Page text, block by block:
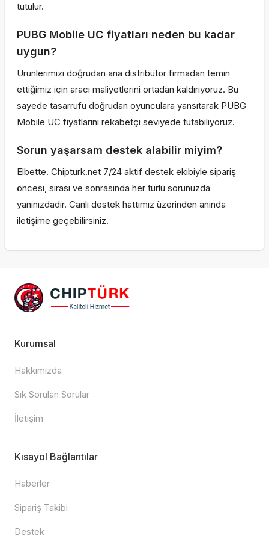
tutulur.
PUBG Mobile UC fiyatları neden bu kadar
uygun?
Ürünlerimizi doğrudan ana distribütör firmadan temin
ettiğimiz için aracı maliyetlerini ortadan kaldırıyoruz. Bu
sayede tasarrufu doğrudan oyunculara yansıtarak PUBG
Mobile UC fiyatlarını rekabetçi seviyede tutabiliyoruz.
Sorun yaşarsam destek alabilir miyim?
Elbette. Chipturk.net 7/24 aktif destek ekibiyle sipariş
öncesi, sırası ve sonrasında her türlü sorunuzda
yanınızdadır. Canlı destek hattımız üzerinden anında
iletişime geçebilirsiniz.
Kurumsal
Hakkımızda
Sık Sorulan Sorular
İletişim
Kısayol Bağlantılar
Haberler
Sipariş Takibi
Destek